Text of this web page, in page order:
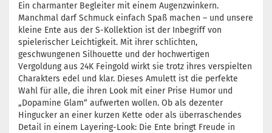
Ein charmanter Begleiter mit einem Augenzwinkern.
Manchmal darf Schmuck einfach Spaß machen – und unsere
kleine Ente aus der S-Kollektion ist der Inbegriff von
spielerischer Leichtigkeit. Mit ihrer schlichten,
geschwungenen Silhouette und der hochwertigen
Vergoldung aus 24K Feingold wirkt sie trotz ihres verspielten
Charakters edel und klar. Dieses Amulett ist die perfekte
Wahl für alle, die ihren Look mit einer Prise Humor und
„Dopamine Glam“ aufwerten wollen. Ob als dezenter
Hingucker an einer kurzen Kette oder als überraschendes
Detail in einem Layering-Look: Die Ente bringt Freude in